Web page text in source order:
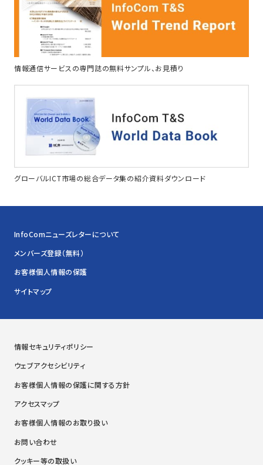
情報通信サービスの専門誌の無料サンプル、お見積り
グローバルICT市場の総合データ集の紹介資料ダウンロード
InfoComニューズレターについて
メンバーズ登録（無料）
お客様個人情報の保護
サイトマップ
情報セキュリティポリシー
ウェブアクセシビリティ
お客様個人情報の保護に関する方針
アクセスマップ
お客様個人情報のお取り扱い
お問い合わせ
クッキー等の取扱い